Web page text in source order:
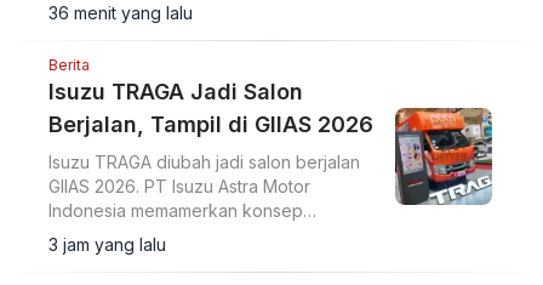
36 menit yang lalu
Berita
Isuzu TRAGA Jadi Salon
Berjalan, Tampil di GIIAS 2026
Isuzu TRAGA diubah jadi salon berjalan
GIIAS 2026. PT Isuzu Astra Motor
Indonesia memamerkan konsep
modifikasi pikap ringan menjadi ruang
usaha bergerak di ajang GIIAS 2026.
3 jam yang lalu